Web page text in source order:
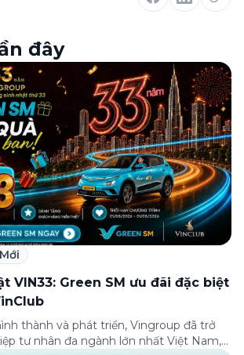
đây
Mới
VIN33: Green SM ưu đãi đặc biệt
thành và phát triển, Vingroup đã trở
tư nhân đa ngành lớn nhất Việt Nam,